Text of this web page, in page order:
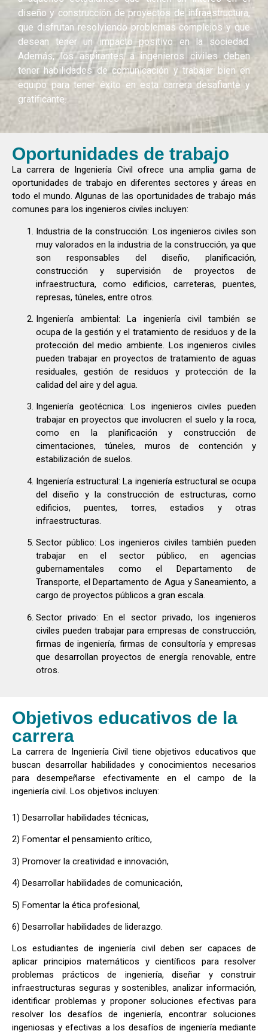
diseño y construcción de proyectos de infraestructura,
que disfrutan resolviendo problemas complejos y que
desean tener un impacto positivo en la sociedad.
Además, los aspirantes a ingenieros civiles deben
tener habilidades de comunicación y trabajar bien en
equipo para tener éxito en esta carrera desafiante y
gratificante.
Oportunidades de trabajo
La carrera de Ingeniería Civil ofrece una amplia gama de
oportunidades de trabajo en diferentes sectores y áreas en
todo el mundo. Algunas de las oportunidades de trabajo más
comunes para los ingenieros civiles incluyen:
Industria de la construcción: Los ingenieros civiles son
muy valorados en la industria de la construcción, ya que
son responsables del diseño, planificación,
construcción y supervisión de proyectos de
infraestructura, como edificios, carreteras, puentes,
represas, túneles, entre otros.
Ingeniería ambiental: La ingeniería civil también se
ocupa de la gestión y el tratamiento de residuos y de la
protección del medio ambiente. Los ingenieros civiles
pueden trabajar en proyectos de tratamiento de aguas
residuales, gestión de residuos y protección de la
calidad del aire y del agua.
Ingeniería geotécnica: Los ingenieros civiles pueden
trabajar en proyectos que involucren el suelo y la roca,
como en la planificación y construcción de
cimentaciones, túneles, muros de contención y
estabilización de suelos.
Ingeniería estructural: La ingeniería estructural se ocupa
del diseño y la construcción de estructuras, como
edificios, puentes, torres, estadios y otras
infraestructuras.
Sector público: Los ingenieros civiles también pueden
trabajar en el sector público, en agencias
gubernamentales como el Departamento de
Transporte, el Departamento de Agua y Saneamiento, a
cargo de proyectos públicos a gran escala.
Sector privado: En el sector privado, los ingenieros
civiles pueden trabajar para empresas de construcción,
firmas de ingeniería, firmas de consultoría y empresas
que desarrollan proyectos de energía renovable, entre
otros.
Objetivos educativos de la
carrera
La carrera de Ingeniería Civil tiene objetivos educativos que
buscan desarrollar habilidades y conocimientos necesarios
para desempeñarse efectivamente en el campo de la
ingeniería civil. Los objetivos incluyen:
1) Desarrollar habilidades técnicas,
2) Fomentar el pensamiento crítico,
3) Promover la creatividad e innovación,
4) Desarrollar habilidades de comunicación,
5) Fomentar la ética profesional,
6) Desarrollar habilidades de liderazgo.
Los estudiantes de ingeniería civil deben ser capaces de
aplicar principios matemáticos y científicos para resolver
problemas prácticos de ingeniería, diseñar y construir
infraestructuras seguras y sostenibles, analizar información,
identificar problemas y proponer soluciones efectivas para
resolver los desafíos de ingeniería, encontrar soluciones
ingeniosas y efectivas a los desafíos de ingeniería mediante